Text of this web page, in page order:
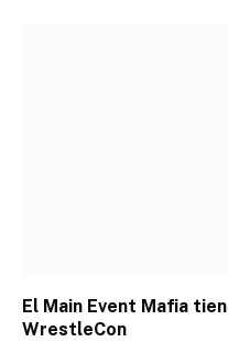
El Main Event Mafia
WrestleCon